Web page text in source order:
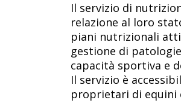
Il servizio di
relazione al loro
piani nutrizionali
gestione di
capacità sportiva e
Il servizio è
proprietari di equini